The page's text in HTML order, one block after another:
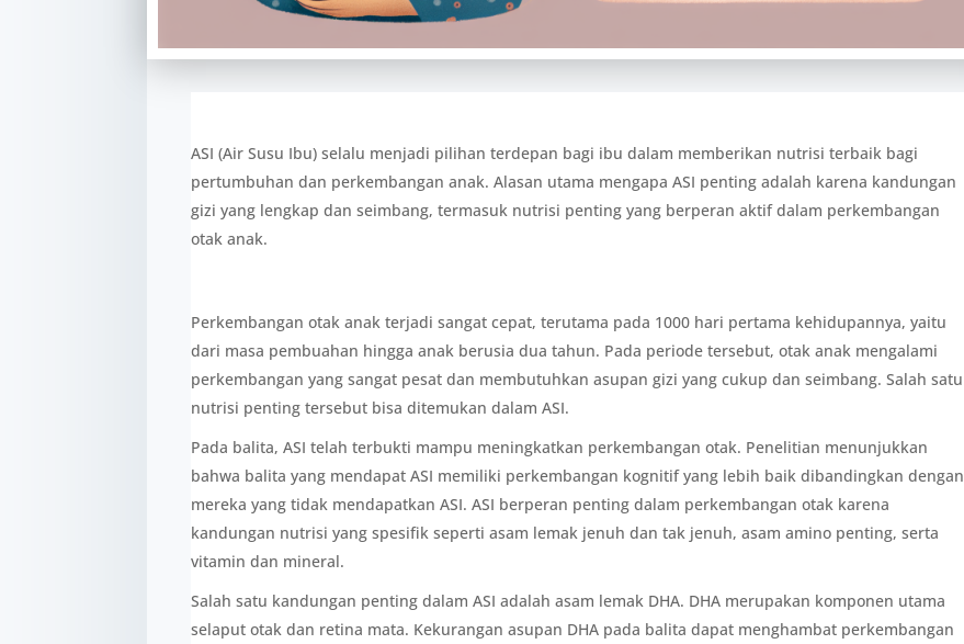
ASI (Air Susu Ibu) selalu menjadi pilihan terdepan bagi ibu dalam memberikan nutrisi terbaik bagi
pertumbuhan dan perkembangan anak. Alasan utama mengapa ASI penting adalah karena kandungan
gizi yang lengkap dan seimbang, termasuk nutrisi penting yang berperan aktif dalam perkembangan
otak anak.
Perkembangan otak anak terjadi sangat cepat, terutama pada 1000 hari pertama kehidupannya, yaitu
dari masa pembuahan hingga anak berusia dua tahun. Pada periode tersebut, otak anak mengalami
perkembangan yang sangat pesat dan membutuhkan asupan gizi yang cukup dan seimbang. Salah satu
nutrisi penting tersebut bisa ditemukan dalam ASI.
Pada balita, ASI telah terbukti mampu meningkatkan perkembangan otak. Penelitian menunjukkan
bahwa balita yang mendapat ASI memiliki perkembangan kognitif yang lebih baik dibandingkan dengan
mereka yang tidak mendapatkan ASI. ASI berperan penting dalam perkembangan otak karena
kandungan nutrisi yang spesifik seperti asam lemak jenuh dan tak jenuh, asam amino penting, serta
vitamin dan mineral.
Salah satu kandungan penting dalam ASI adalah asam lemak DHA. DHA merupakan komponen utama
selaput otak dan retina mata. Kekurangan asupan DHA pada balita dapat menghambat perkembangan